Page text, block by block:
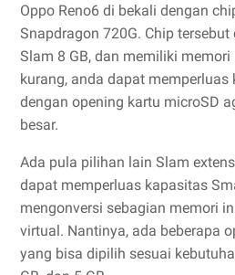
Oppo Reno6 di bekali dengan
Snapdragon 720G. Chip
Slam 8 GB, dan memiliki memori
kurang, anda dapat
dengan opening kartu microSD
besar.
Ada pula pilihan lain Slam
dapat memperluas kapasitas
mengonversi sebagian memori
virtual. Nantinya, ada beberapa
yang bisa dipilih sesuai